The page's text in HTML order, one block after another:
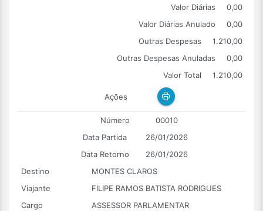
Valor Diárias
0,00
Valor Diárias Anulado
0,00
Outras Despesas
1.210,00
Outras Despesas Anuladas
0,00
Valor Total
1.210,00
Ações
Número
00010
Data Partida
26/01/2026
Data Retorno
26/01/2026
Destino
MONTES CLAROS
Viajante
FILIPE RAMOS BATISTA RODRIGUES
Cargo
ASSESSOR PARLAMENTAR